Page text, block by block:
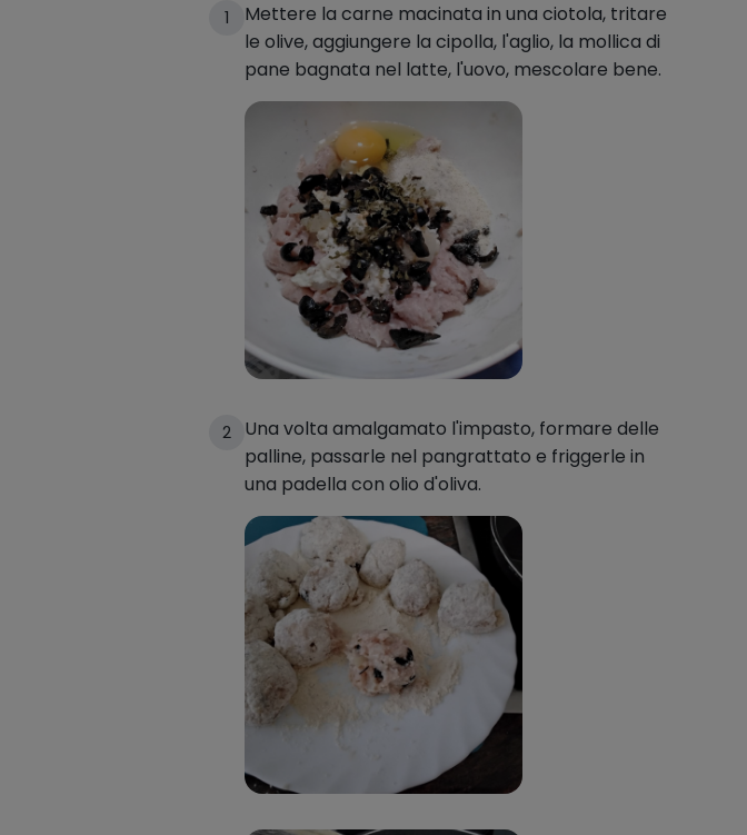
1
Mettere la carne macinata in una ciotola, tritare
le olive, aggiungere la cipolla, l'aglio, la mollica di
pane bagnata nel latte, l'uovo, mescolare bene.
2
Una volta amalgamato l'impasto, formare delle
palline, passarle nel pangrattato e friggerle in
una padella con olio d'oliva.